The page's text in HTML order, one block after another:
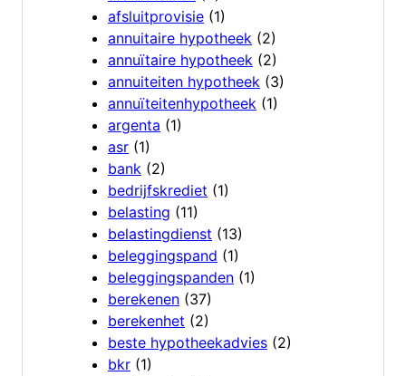
afsluitprovisie (1)
annuitaire hypotheek (2)
annuïtaire hypotheek (2)
annuiteiten hypotheek (3)
annuïteitenhypotheek (1)
argenta (1)
asr (1)
bank (2)
bedrijfskrediet (1)
belasting (11)
belastingdienst (13)
beleggingspand (1)
beleggingspanden (1)
berekenen (37)
berekenhet (2)
beste hypotheekadvies (2)
bkr (1)